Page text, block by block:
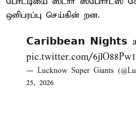
ஒளிபரப்பு செய்கின் றன.
𝗖𝗮𝗿𝗶𝗯𝗯𝗲𝗮𝗻 𝗡𝗶𝗴𝗵𝘁𝘀
pic.twitter.com/
— Lucknow Super Giants
25, 2026